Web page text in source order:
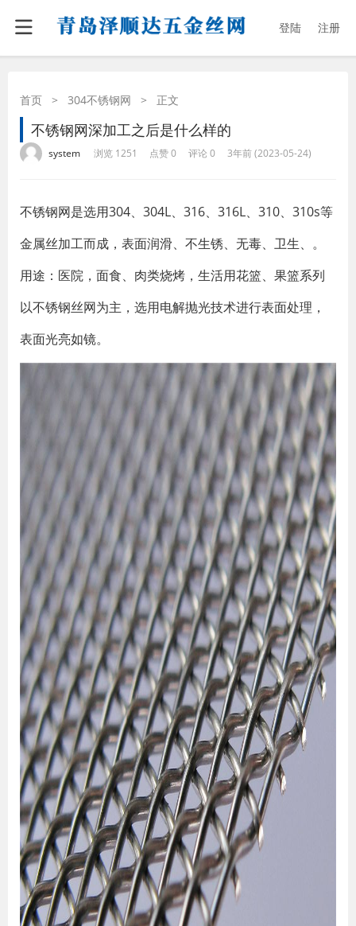
登陆 注册
首页 > 304不锈钢网 > 正文
不锈钢网深加工之后是什么样的
system 浏览 1251 点赞 0 评论 0 3年前 (2023-05-24)
不锈钢网是选用304、304L、316、316L、310、310s等
金属丝加工而成，表面润滑、不生锈、无毒、卫生、。
用途：医院，面食、肉类烧烤，生活用花篮、果篮系列
以不锈钢丝网为主，选用电解抛光技术进行表面处理，
表面光亮如镜。